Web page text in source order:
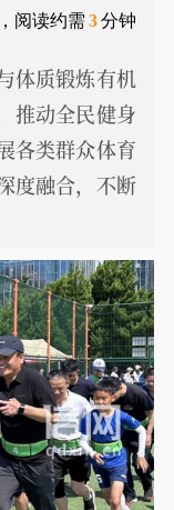
阅读约需 3分钟
体质锻炼有机
推动全民健身
各类群众体育
度融合，不断